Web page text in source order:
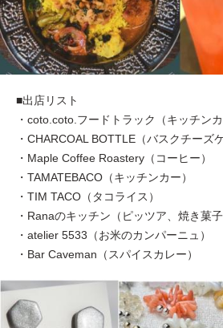
■出店リスト
・coto.coto.フードトラック（キッチンカ
・CHARCOAL BOTTLE（バスクチーズ
・Maple Coffee Roastery（コーヒー）
・TAMATEBACO（キッチンカー）
・TIM TACO（タコライス）
・Ranaのキッチン（ピッツア、焼き菓子
・atelier 5533（お米のカンパーニュ）
・Bar Caveman（スパイスカレー）